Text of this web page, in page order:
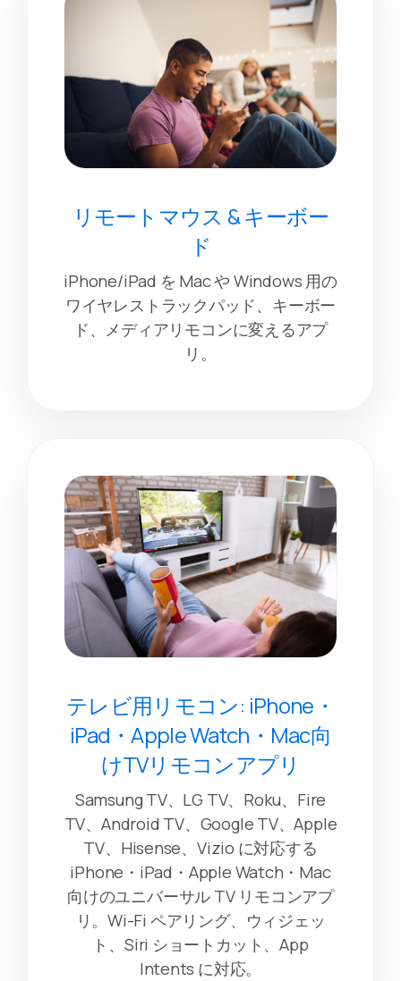
リモートマウス & キーボー
ド
iPhone/iPad を Mac や Windows 用の
ワイヤレストラックパッド、キーボー
ド、メディアリモコンに変えるアプ
リ。
テレビ用リモコン: iPhone・
iPad・Apple Watch・Mac向
けTVリモコンアプリ
Samsung TV、LG TV、Roku、Fire
TV、Android TV、Google TV、Apple
TV、Hisense、Vizio に対応する
iPhone・iPad・Apple Watch・Mac
向けのユニバーサル TV リモコンアプ
リ。Wi-Fi ペアリング、ウィジェッ
ト、Siri ショートカット、App
Intents に対応。